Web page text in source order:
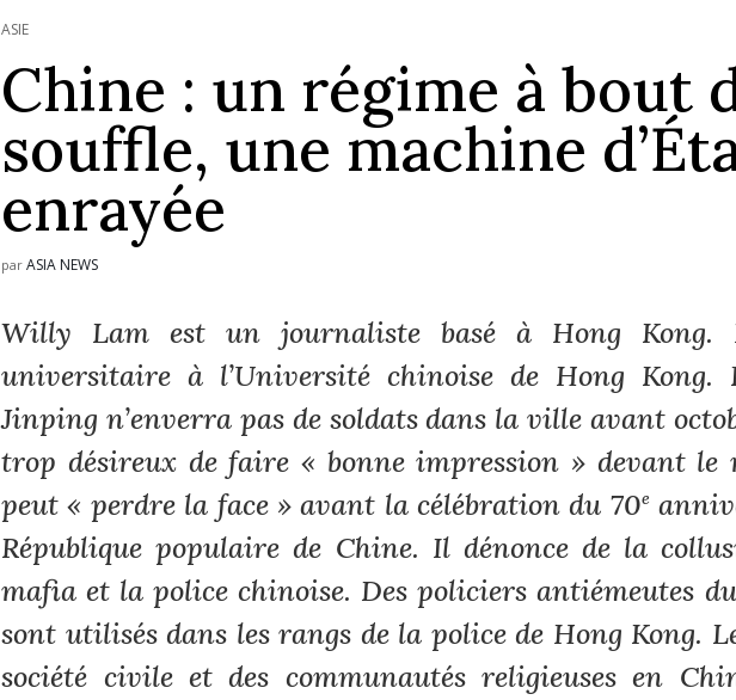
ASIE
Chine : un régime à bout
souffle, une machine
enrayée
parASIA NEWS
Willy Lam est un journaliste basé à Hong Kong.
universitaire à l’Université chinoise de Hong
Jinping n’enverra pas de soldats dans la ville avant
trop désireux de faire « bonne impression » devant le
peut « perdre la face » avant la célébration du 70e
République populaire de Chine. Il dénonce de la
mafia et la police chinoise. Des policiers antiémeutes
sont utilisés dans les rangs de la police de Hong Kong.
société civile et des communautés religieuses en